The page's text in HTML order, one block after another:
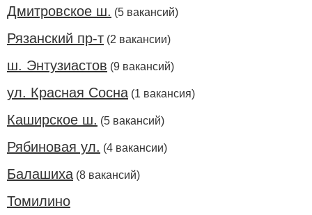
Дмитровское ш. (5 вакансий)
Рязанский пр-т (2 вакансии)
ш. Энтузиастов (9 вакансий)
ул. Красная Сосна (1 вакансия)
Каширское ш. (5 вакансий)
Рябиновая ул. (4 вакансии)
Балашиха (8 вакансий)
Томилино